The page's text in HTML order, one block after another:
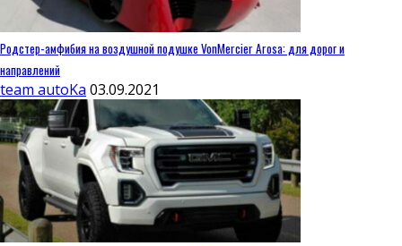
Родстер-амфибия на воздушной подушке VonMercier Arosa: для дорог и
направлений
team autoKa 03.09.2021